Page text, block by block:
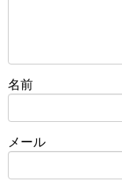
名前
メール